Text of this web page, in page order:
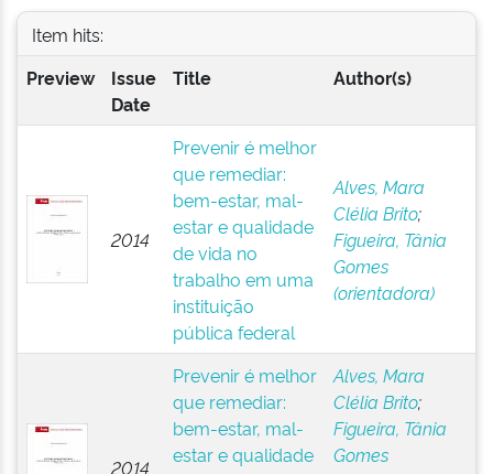
Item hits:
Preview
Issue
Date
Title Author(s)
2014
Prevenir é melhor
que remediar:
bem-estar, mal-
estar e qualidade
de vida no
trabalho em uma
instituição
pública federal
Alves, Mara
Clélia Brito;
Figueira, Tânia
Gomes
(orientadora)
2014
Prevenir é melhor
que remediar:
bem-estar, mal-
estar e qualidade
Alves, Mara
Clélia Brito;
Figueira, Tânia
Gomes